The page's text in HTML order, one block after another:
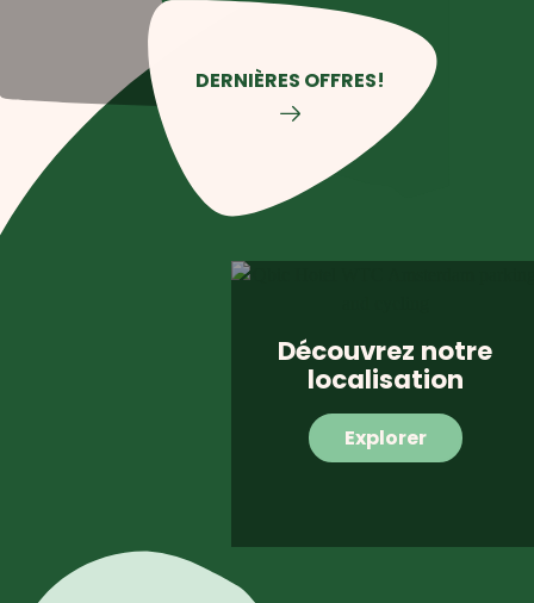
DERNIÈRES OFFRES!
Découvrez notre
localisation
Explorer